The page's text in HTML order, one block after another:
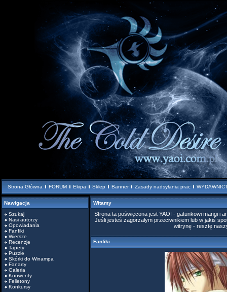
Strona Główna FORUM Ekipa Sklep Banner Zasady nadsyłania prac
Nawigacja
Szukaj
Nasi autorzy
Opowiadania
Fanfiki
Wiersze
Recenzje
Tapety
Puzzle
Skórki do Winampa
Fanarty
Galeria
Konwenty
Felietony
Konkursy
Witamy
Strona ta poświęcona jest YAOI - gatunkowi mangi i
Jeśli jesteś zagorzałym przeciwnikiem lub w jakiś
witrynę - resztę
Fanfiki